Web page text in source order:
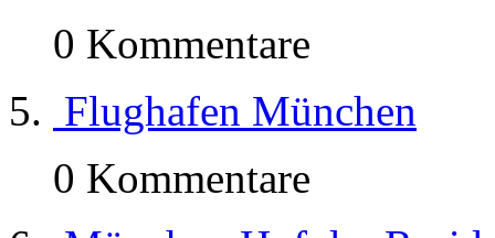
0 Kommentare
Flughafen München
0 Kommentare